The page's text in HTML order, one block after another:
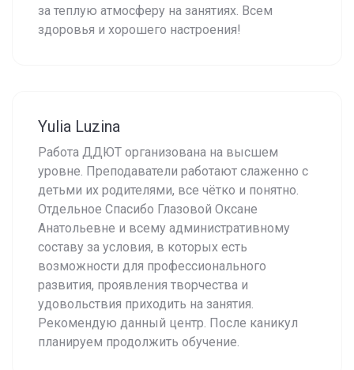
за теплую атмосферу на занятиях. Всем
здоровья и хорошего настроения!
Yulia Luzina
Работа ДДЮТ организована на высшем
уровне. Преподаватели работают слаженно с
детьми их родителями, все чётко и понятно.
Отдельное Спасибо Глазовой Оксане
Анатольевне и всему административному
составу за условия, в которых есть
возможности для профессионального
развития, проявления творчества и
удовольствия приходить на занятия.
Рекомендую данный центр. После каникул
планируем продолжить обучение.